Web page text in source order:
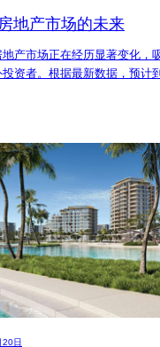
地产市场的未来
产市场正在经历显著变化，
资者。根据最新数据，预计
日